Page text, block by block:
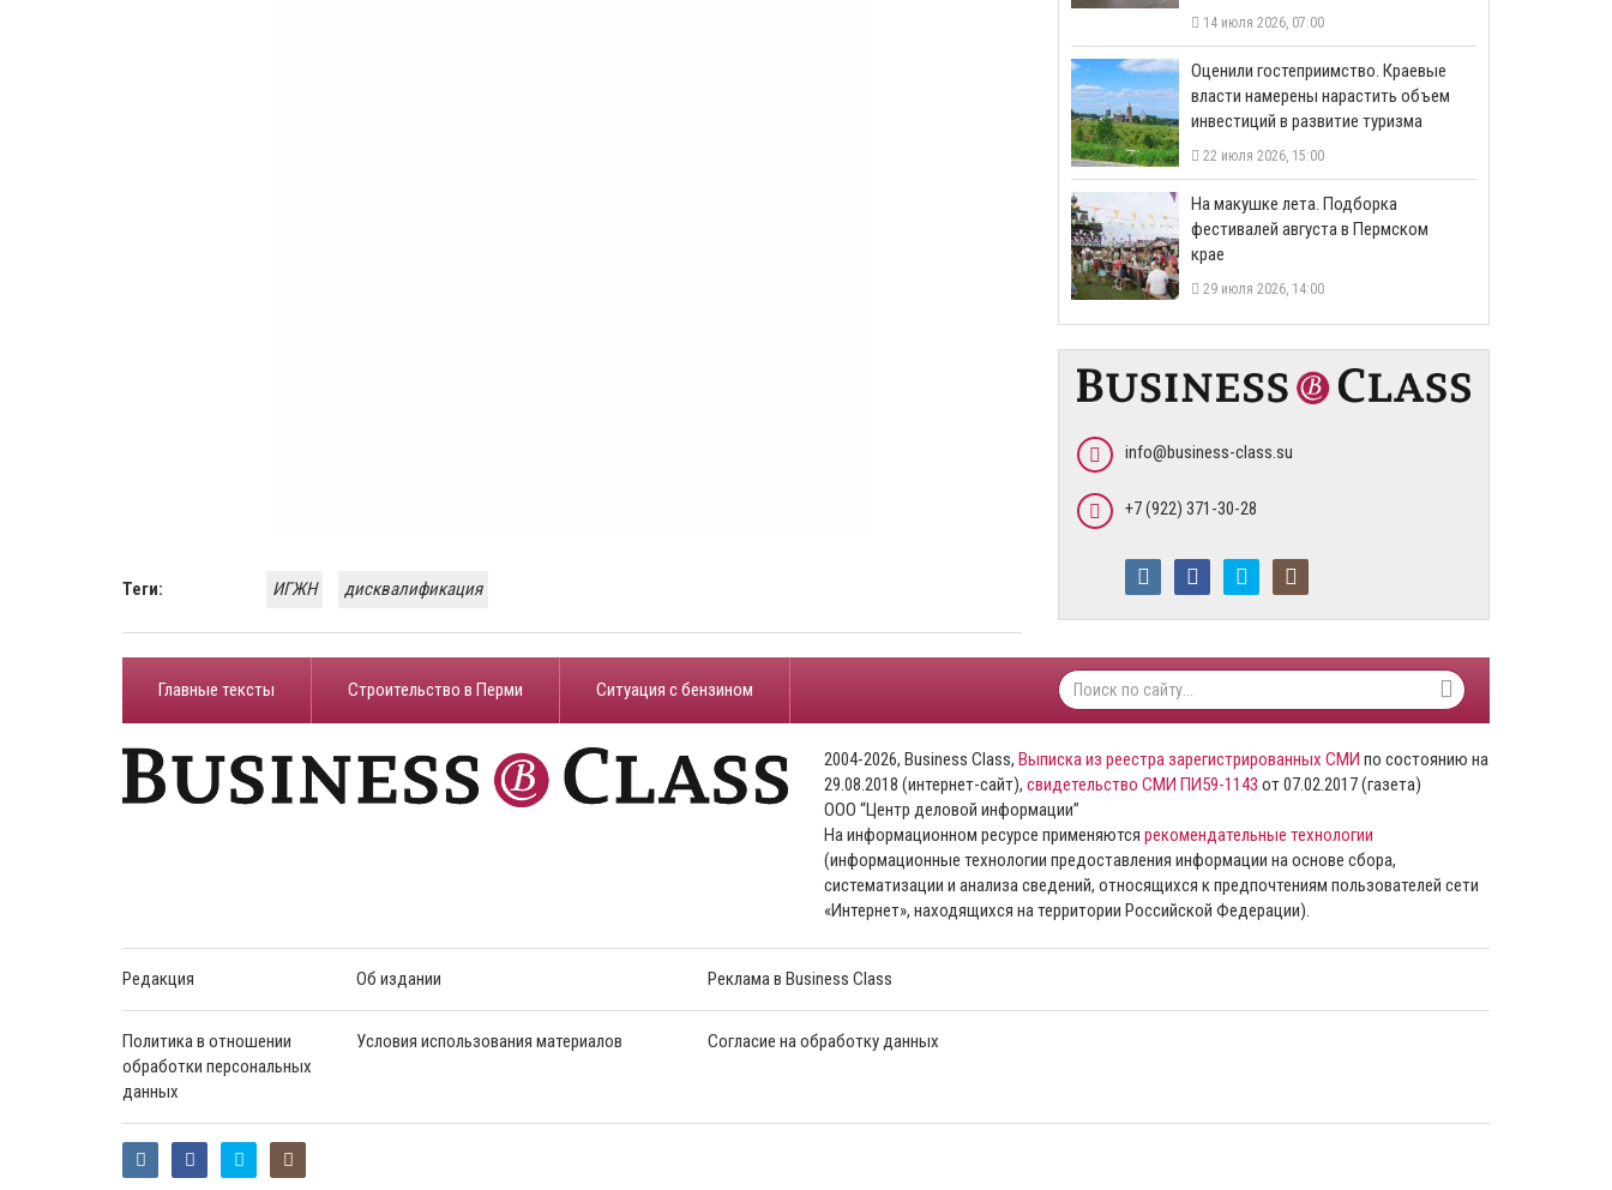
Теги: ИГЖН дисквалификация
14 июля 2026, 07:00
Оценили гостеприимство. Краевые
власти намерены нарастить объем
инвестиций в развитие туризма
22 июля 2026, 15:00
На макушке лета. Подборка
фестивалей августа в Пермском
крае
29 июля 2026, 14:00
info@business-class.su
+7 (922) 371-30-28
Главные тексты Строительство в Перми ​Ситуация с бензином
2004-2026, Business Class, Выписка из реестра зарегистрированных СМИ по состоянию на
29.08.2018 (интернет-сайт), свидетельство СМИ ПИ59-1143 от 07.02.2017 (газета)
ООО “Центр деловой информации”
На информационном ресурсе применяются рекомендательные технологии
(информационные технологии предоставления информации на основе сбора,
систематизации и анализа сведений, относящихся к предпочтениям пользователей сети
«Интернет», находящихся на территории Российской Федерации).
Редакция Об издании Реклама в Business Class
Политика в отношении
обработки персональных
данных
Условия использования материалов Согласие на обработку данных